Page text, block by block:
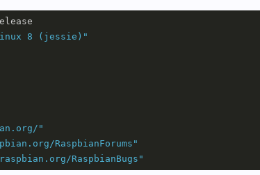
Linux 8 (jessie)"
"
RaspbianForums"
RaspbianBugs"